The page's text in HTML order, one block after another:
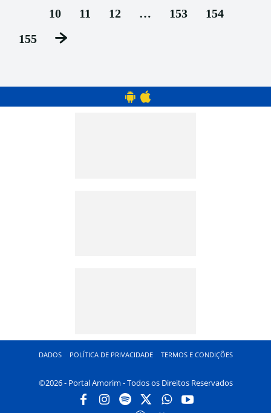
10
11 12 … 153
154
155
DADOS POLÍTICA DE PRIVACIDADE TERMOS E CONDIÇÕES
©2026 - Portal Amorim - Todos os Direitos Reservados